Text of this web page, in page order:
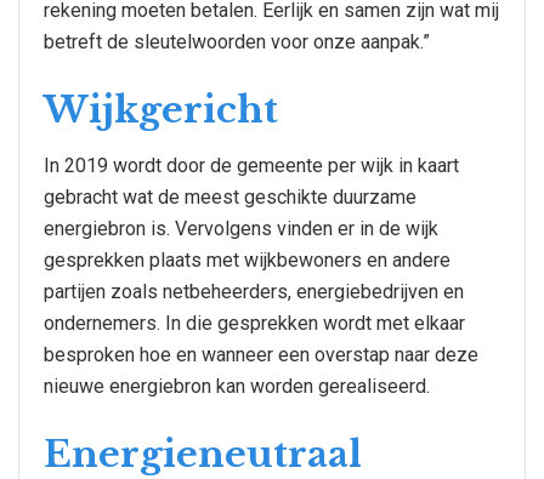
rekening moeten betalen. Eerlijk en samen zijn wat mij
betreft de sleutelwoorden voor onze aanpak.”
Wijkgericht
In 2019 wordt door de gemeente per wijk in kaart
gebracht wat de meest geschikte duurzame
energiebron is. Vervolgens vinden er in de wijk
gesprekken plaats met wijkbewoners en andere
partijen zoals netbeheerders, energiebedrijven en
ondernemers. In die gesprekken wordt met elkaar
besproken hoe en wanneer een overstap naar deze
nieuwe energiebron kan worden gerealiseerd.
Energieneutraal